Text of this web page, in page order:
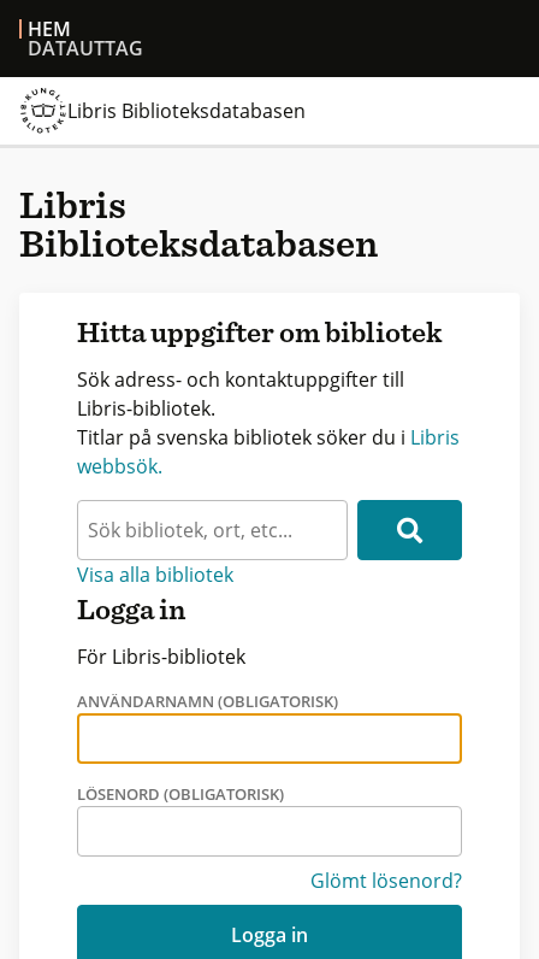
HEM
DATAUTTAG
Libris Biblioteksdatabasen
Libris
Biblioteksdatabasen
Hitta uppgifter om bibliotek
Sök adress- och kontaktuppgifter till
Libris-bibliotek.
Titlar på svenska bibliotek söker du i Libris
webbsök.
Visa alla bibliotek
Logga in
För Libris-bibliotek
ANVÄNDARNAMN (OBLIGATORISK)
LÖSENORD (OBLIGATORISK)
Glömt lösenord?
Logga in